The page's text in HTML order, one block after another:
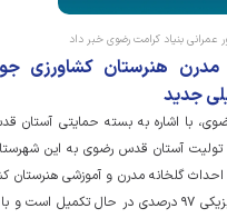
عمرانی بنیاد کرامت رضوی خبر داد
مدرن هنرستان کشاورزی
جدید
با اشاره به بسته حمایتی آستان
آستان قدس رضوی به این
گلخانه مدرن و آموزشی هنرستان
رضوی سرخس با پیشرفت فیزیکی ۹۷ درصدی در حال